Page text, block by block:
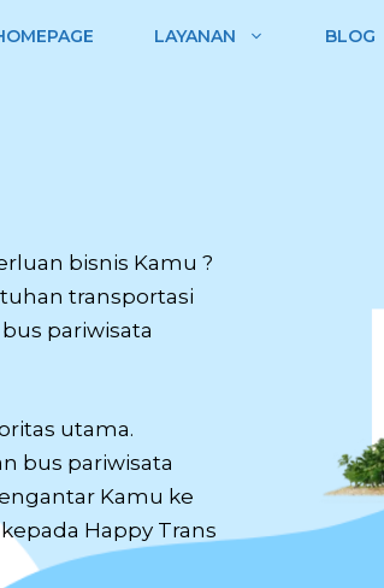
LAYANAN BLOG
bisnis Kamu ?
transportasi
pariwisata
utama.
bus pariwisata
Kamu ke
Happy Trans